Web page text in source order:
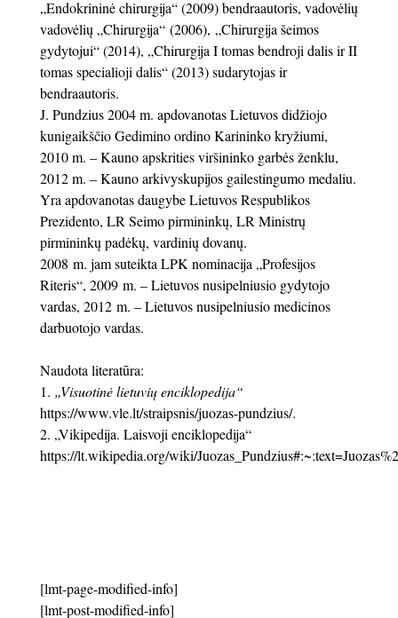
„Endokrininė chirurgija“ (2009) bendraautoris, vadovėlių
vadovėlių „Chirurgija“ (2006), „Chirurgija šeimos
gydytojui“ (2014), „Chirurgija I tomas bendroji dalis ir II
tomas specialioji dalis“ (2013) sudarytojas ir
bendraautoris.
J. Pundzius 2004 m. apdovanotas Lietuvos didžiojo
kunigaikščio Gedimino ordino Karininko kryžiumi,
2010 m. – Kauno apskrities viršininko garbės ženklu,
2012 m. – Kauno arkivyskupijos gailestingumo medaliu.
Yra apdovanotas daugybe Lietuvos Respublikos
Prezidento, LR Seimo pirmininkų, LR Ministrų
pirmininkų padėkų, vardinių dovanų.
2008 m. jam suteikta LPK nominacija „Profesijos
Riteris“, 2009 m. – Lietuvos nusipelniusio gydytojo
vardas, 2012 m. – Lietuvos nusipelniusio medicinos
darbuotojo vardas.
Naudota literatūra:
„Visuotinė lietuvių enciklopedija“
https://www.vle.lt/straipsnis/juozas-pundzius/.
„Vikipedija. Laisvoji enciklopedija“
https://lt.wikipedia.org/wiki/
[lmt-page-modified-info]
[lmt-post-modified-info]